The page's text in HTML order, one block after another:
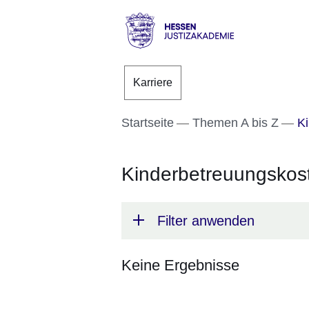
Direkt zum Kopf der
Direkt zum Inhalt
Direkt zum Fuß der
Justizakademie
Karriere
Startseite Themen A bis Z
Filter anwenden
Keine Ergebnisse